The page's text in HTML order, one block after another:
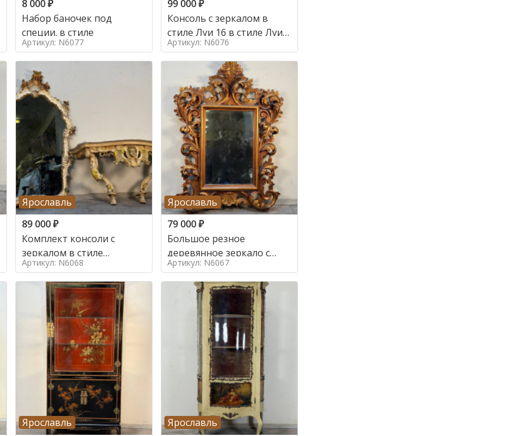
8 000₽
Набор баночек под
специи. в стиле
Артикул: N6077
99 000₽
Консоль с зеркалом в
стиле Луи 16 в стиле Луи
16, Италия,
Артикул: N6076
Ярославль
89 000₽
Комплект консоли с
зеркалом в стиле
ренессанс,
Артикул: N6068
Ярославль
79 000₽
Большое резное
деревянное зеркало с
золочением в стиле
Артикул: N6067
Ярославль
Ярославль